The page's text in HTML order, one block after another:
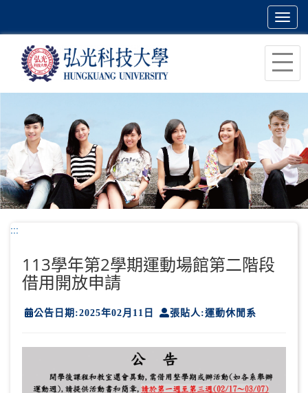
主
容
區
塊
:::
113學年第2學期運動場館第二階段
借用開放申請
公告日期:2025年02月11日 張貼人:運動休閒系